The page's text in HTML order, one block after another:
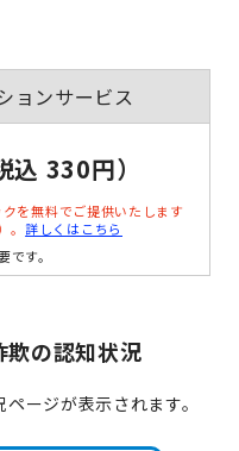
ョンサービス
込 330円）
を無料でご提供いたします
。 詳しくはこちら
す。
欺の認知状況
ージが表示されます。